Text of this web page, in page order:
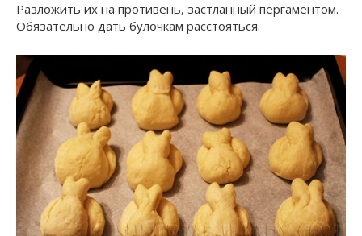
Разложить их на противень, застланный пергаментом.
Обязательно дать булочкам расстояться.